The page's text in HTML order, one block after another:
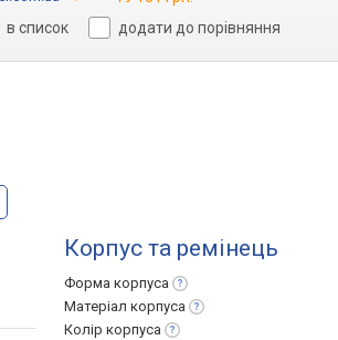
в список
додати до порівняння
Корпус та ремінець
Форма корпуса
Матеріал корпуса
Колір корпуса